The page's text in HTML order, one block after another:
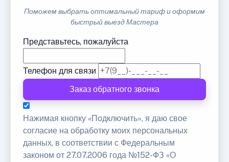
Поможем выбрать оптимальный тариф и оформим
быстрый выезд Мастера
Представьтесь, пожалуйста
Телефон для связи
Заказ обратного звонка
Нажимая кнопку «Подключить», я даю свое
согласие на обработку моих персональных
данных, в соответствии с Федеральным
законом от 27.07.2006 года №152-ФЗ «О